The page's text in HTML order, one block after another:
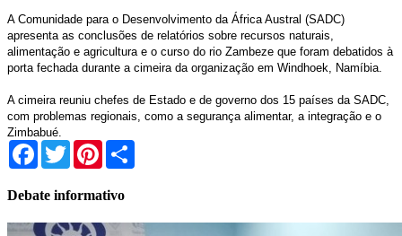
A Comunidade para o Desenvolvimento da África Austral (SADC)
apresenta as conclusões de relatórios sobre recursos naturais,
alimentação e agricultura e o curso do rio Zambeze que foram debatidos à
porta fechada durante a cimeira da organização em Windhoek, Namíbia.
A cimeira reuniu chefes de Estado e de governo dos 15 países da SADC,
com problemas regionais, como a segurança alimentar, a integração e o
Zimbabué.
Facebook
TwitterPinterest
Debate informativo